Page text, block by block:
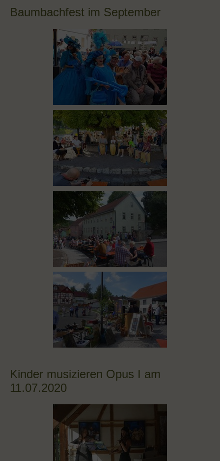
Baumbachfest im September
Kinder musizieren Opus I am
11.07.2020